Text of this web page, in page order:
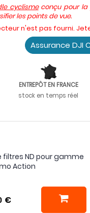
cyclismeconçu pour la
les points de vue.
n'est pas fourni.
Assurance DJI
ENTREPÔT EN FRANCE
stock en temps réel
filtres ND pour gamme
Action
€